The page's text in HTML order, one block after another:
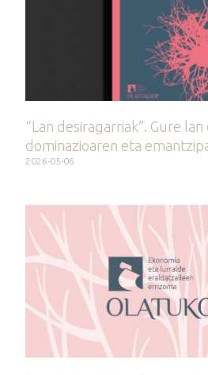
“Lan desiragarriak”. Gure
dominazioaren eta
2026-05-06